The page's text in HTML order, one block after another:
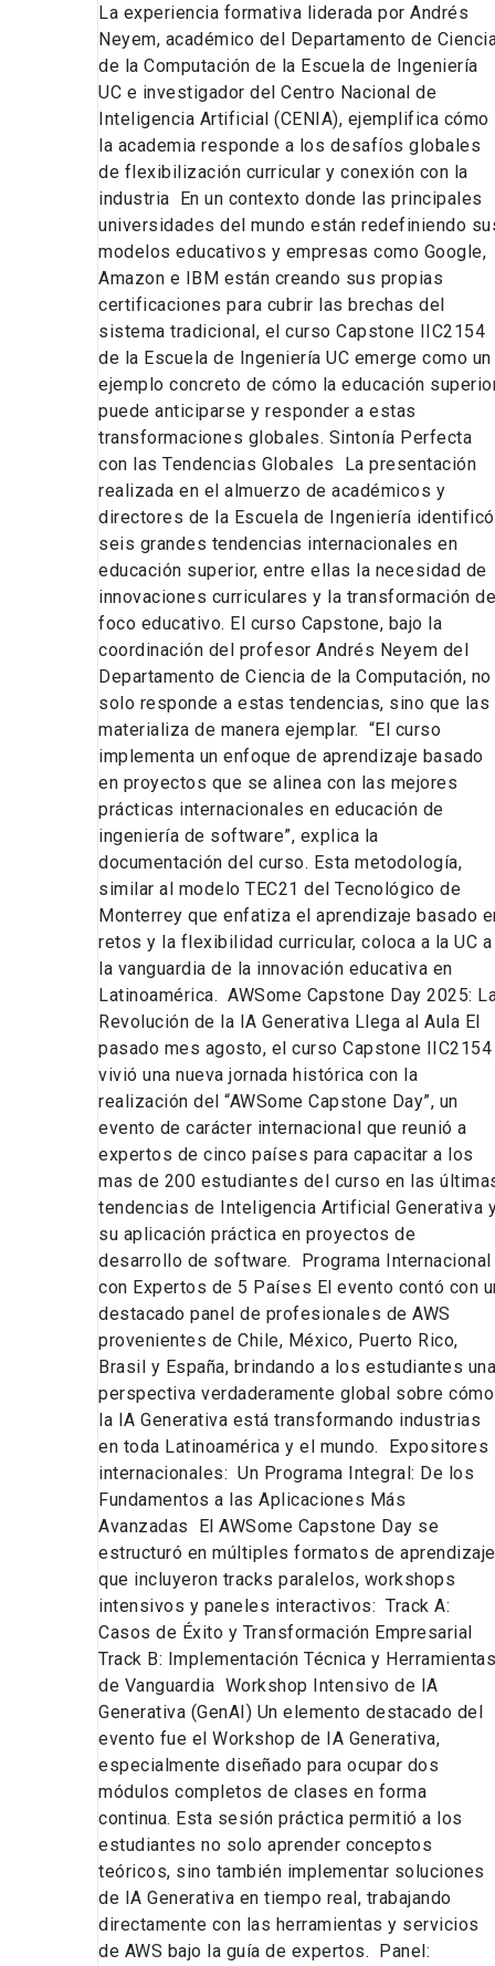
La experiencia formativa liderada por Andrés
Neyem, académico del Departamento de
de la Computación de la Escuela de Ingeniería
UC e investigador del Centro Nacional de
Inteligencia Artificial (CENIA), ejemplifica cómo
la academia responde a los desafíos globales
de flexibilización curricular y conexión con la
industria En un contexto donde las principales
universidades del mundo están redefiniendo
modelos educativos y empresas como Google,
Amazon e IBM están creando sus propias
certificaciones para cubrir las brechas del
sistema tradicional, el curso Capstone IIC2154
de la Escuela de Ingeniería UC emerge como un
ejemplo concreto de cómo la educación
puede anticiparse y responder a estas
transformaciones globales. Sintonía Perfecta
con las Tendencias Globales La presentación
realizada en el almuerzo de académicos y
directores de la Escuela de Ingeniería identificó
seis grandes tendencias internacionales en
educación superior, entre ellas la necesidad de
innovaciones curriculares y la transformación del
foco educativo. El curso Capstone, bajo la
coordinación del profesor Andrés Neyem del
Departamento de Ciencia de la Computación, no
solo responde a estas tendencias, sino que las
materializa de manera ejemplar. “El curso
implementa un enfoque de aprendizaje basado
en proyectos que se alinea con las mejores
prácticas internacionales en educación de
ingeniería de software”, explica la
documentación del curso. Esta metodología,
similar al modelo TEC21 del Tecnológico de
Monterrey que enfatiza el aprendizaje basado
retos y la flexibilidad curricular, coloca a la UC a
la vanguardia de la innovación educativa en
Latinoamérica. AWSome Capstone Day 2025:
Revolución de la IA Generativa Llega al Aula El
pasado mes agosto, el curso Capstone IIC2154
vivió una nueva jornada histórica con la
realización del “AWSome Capstone Day”, un
evento de carácter internacional que reunió a
expertos de cinco países para capacitar a los
mas de 200 estudiantes del curso en las
tendencias de Inteligencia Artificial Generativa
su aplicación práctica en proyectos de
desarrollo de software. Programa Internacional
con Expertos de 5 Países El evento contó con
destacado panel de profesionales de AWS
provenientes de Chile, México, Puerto Rico,
Brasil y España, brindando a los estudiantes una
perspectiva verdaderamente global sobre cómo
la IA Generativa está transformando industrias
en toda Latinoamérica y el mundo. Expositores
internacionales: Un Programa Integral: De los
Fundamentos a las Aplicaciones Más
Avanzadas El AWSome Capstone Day se
estructuró en múltiples formatos de aprendizaje
que incluyeron tracks paralelos, workshops
intensivos y paneles interactivos: Track A:
Casos de Éxito y Transformación Empresarial
Track B: Implementación Técnica y Herramientas
de Vanguardia Workshop Intensivo de IA
Generativa (GenAI) Un elemento destacado del
evento fue el Workshop de IA Generativa,
especialmente diseñado para ocupar dos
módulos completos de clases en forma
continua. Esta sesión práctica permitió a los
estudiantes no solo aprender conceptos
teóricos, sino también implementar soluciones
de IA Generativa en tiempo real, trabajando
directamente con las herramientas y servicios
de AWS bajo la guía de expertos. Panel:
de
Ingeniería
UC